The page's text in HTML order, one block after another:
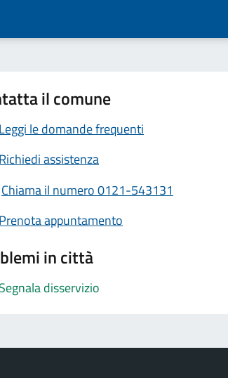
il comune
Leggi le domande frequenti
Richiedi assistenza
Chiama il numero 0121-543131
Prenota appuntamento
in città
Segnala disservizio